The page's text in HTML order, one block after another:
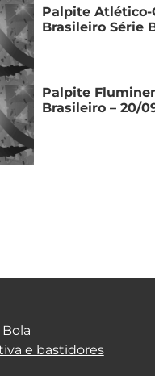
Palpite Atlético-
Brasileiro Série
Palpite
Brasileiro – 20/
e bastidores